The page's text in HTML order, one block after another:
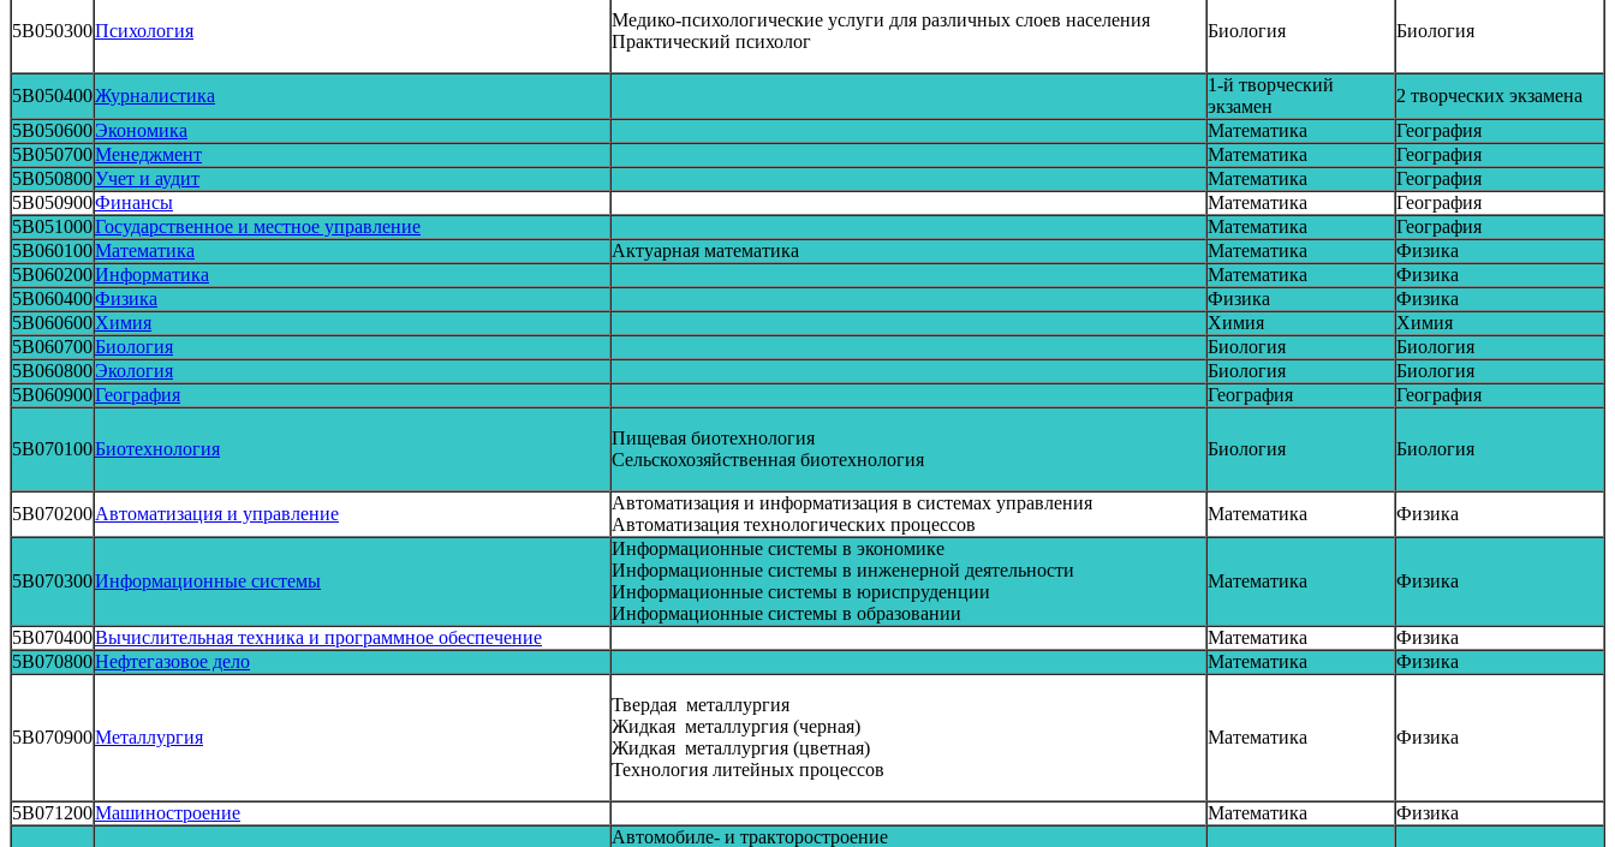
5B050300Психология
Медико-психологические услуги для различных слоев населения
Практический психолог
Биология Биология
5B050400Журналистика
1-й творческий
экзамен
2 творческих экзамена
5B050600Экономика Математика
География
5B050700Менеджмент Математика
География
5B050800Учет и аудит Математика
География
5B050900Финансы Математика
География
5B051000Государственное и местное управление Математика
География
5B060100Математика Актуарная математика Математика
Физика
5B060200Информатика Математика
Физика
5B060400Физика Физика
Физика
5B060600Химия Химия
Химия
5B060700Биология Биология
Биология
5B060800Экология Биология
Биология
5B060900География География География
5B070100Биотехнология
Пищевая биотехнология
Сельскохозяйственная биотехнология
Биология Биология
5B070200Автоматизация и управление
Автоматизация и информатизация в системах управления
Автоматизация технологических процессов
Математика Физика
5B070300Информационные системы
Информационные системы в экономике
Информационные системы в инженерной деятельности
Информационные системы в юриспруденции
Информационные системы в образовании
Математика Физика
5B070400Вычислительная техника и программное обеспечение Математика
Физика
5B070800Нефтегазовое дело Математика Физика
5B070900Металлургия
Твердая металлургия
Жидкая металлургия (черная)
Жидкая металлургия (цветная)
Технология литейных процессов
Математика Физика
5B071200Машиностроение Математика
Физика
Автомобиле- и тракторостроение